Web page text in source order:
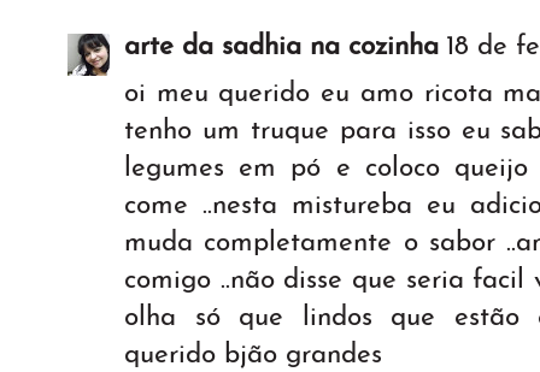
arte da sadhia na cozinha 18 de
oi meu querido eu amo ricota
tenho um truque para isso eu
legumes em pó e coloco
come ..nesta mistureba eu
muda completamente o sabor
comigo ..não disse que seria facil
olha só que lindos que estão
querido bjão grandes